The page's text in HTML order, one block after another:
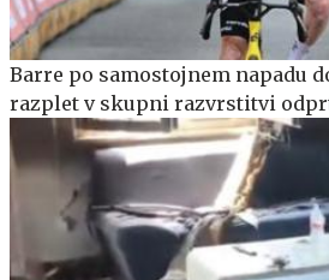
Barre po samostojnem napadu
razplet v skupni razvrstitvi